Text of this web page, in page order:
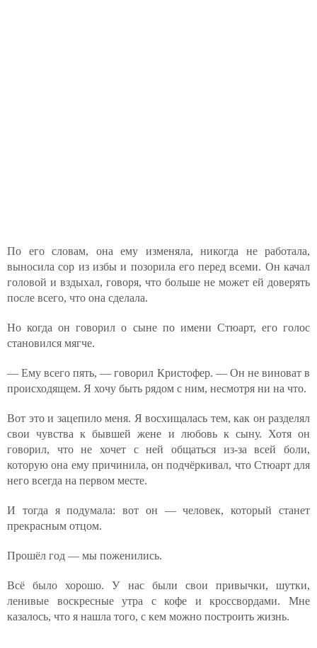
По его словам, она ему изменяла, никогда не работала,
выносила сор из избы и позорила его перед всеми. Он качал
головой и вздыхал, говоря, что больше не может ей доверять
после всего, что она сделала.
Но когда он говорил о сыне по имени Стюарт, его голос
становился мягче.
— Ему всего пять, — говорил Кристофер. — Он не виноват в
происходящем. Я хочу быть рядом с ним, несмотря ни на что.
Вот это и зацепило меня. Я восхищалась тем, как он разделял
свои чувства к бывшей жене и любовь к сыну. Хотя он
говорил, что не хочет с ней общаться из-за всей боли,
которую она ему причинила, он подчёркивал, что Стюарт для
него всегда на первом месте.
И тогда я подумала: вот он — человек, который станет
прекрасным отцом.
Прошёл год — мы поженились.
Всё было хорошо. У нас были свои привычки, шутки,
ленивые воскресные утра с кофе и кроссвордами. Мне
казалось, что я нашла того, с кем можно построить жизнь.